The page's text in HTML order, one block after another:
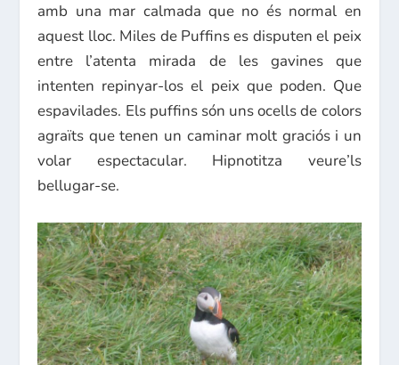
amb una mar calmada que no és normal en
aquest lloc. Miles de Puffins es disputen el peix
entre l’atenta mirada de les gavines que
intenten repinyar-los el peix que poden. Que
espavilades. Els puffins són uns ocells de colors
agraïts que tenen un caminar molt graciós i un
volar espectacular. Hipnotitza veure’ls
bellugar-se.